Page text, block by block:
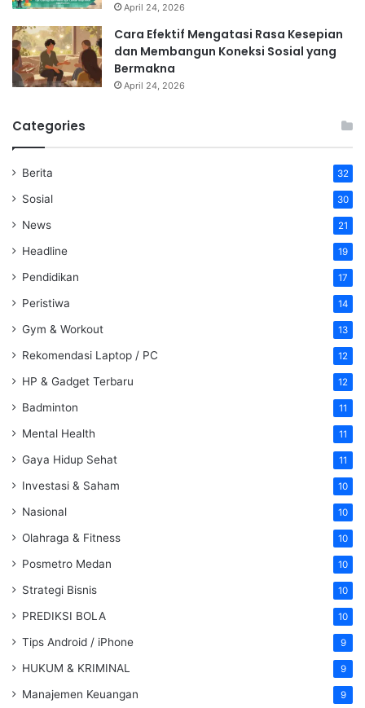
April 24, 2026
Cara Efektif Mengatasi Rasa Kesepian
dan Membangun Koneksi Sosial yang
Bermakna
April 24, 2026
Categories
Berita 32
Sosial 30
News 21
Headline 19
Pendidikan 17
Peristiwa 14
Gym & Workout 13
Rekomendasi Laptop / PC 12
HP & Gadget Terbaru 12
Badminton 11
Mental Health 11
Gaya Hidup Sehat 11
Investasi & Saham 10
Nasional 10
Olahraga & Fitness 10
Posmetro Medan 10
Strategi Bisnis 10
PREDIKSI BOLA 10
Tips Android / iPhone 9
HUKUM & KRIMINAL 9
Manajemen Keuangan 9